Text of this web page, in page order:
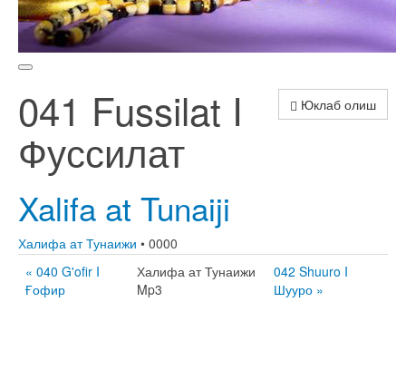
Юклаб олиш
041 Fussilat I
Фуссилат
Xalifa at Tunaiji
Халифа ат Тунаижи • 0000
« 040 G'ofir I
Ғофир
Халифа ат Тунаижи
Mp3
042 Shuuro I
Шууро »